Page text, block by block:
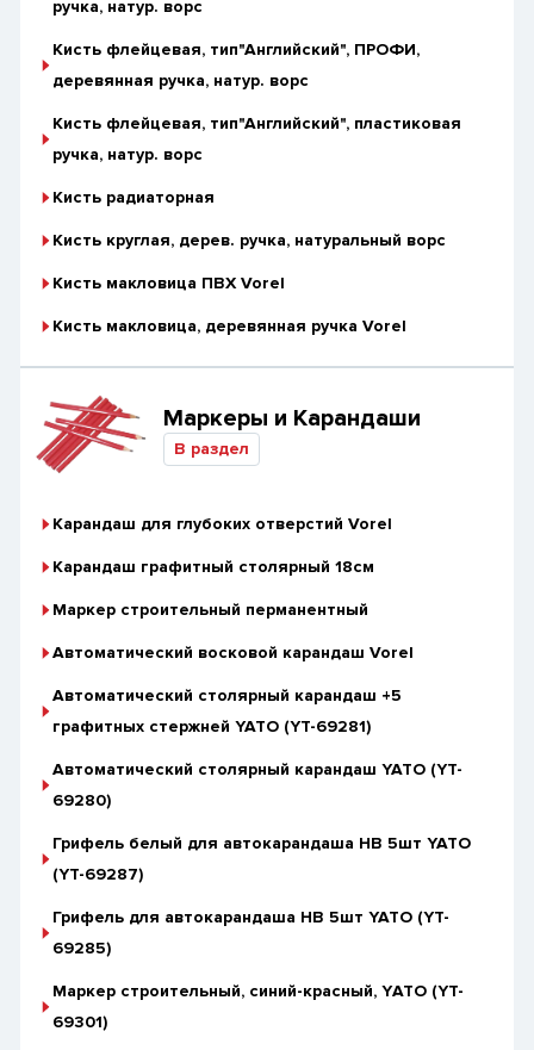
ручка, натур. ворс
Кисть флейцевая, тип"Английский", ПРОФИ,
деревянная ручка, натур. ворс
Кисть флейцевая, тип"Английский", пластиковая
ручка, натур. ворс
Кисть радиаторная
Кисть круглая, дерев. ручка, натуральный ворс
Кисть макловица ПВХ Vorel
Кисть макловица, деревянная ручка Vorel
Маркеры и Карандаши
В раздел
Карандаш для глубоких отверстий Vorel
Карандаш графитный столярный 18см
Маркер строительный перманентный
Автоматический восковой карандаш Vorel
Автоматический столярный карандаш +5
графитных стержней YATO (YT-69281)
Автоматический столярный карандаш YATO (YT-
69280)
Грифель белый для автокарандаша НВ 5шт YATO
(YT-69287)
Грифель для автокарандаша НВ 5шт YATO (YT-
69285)
Маркер строительный, синий-красный, YАТО (YT-
69301)